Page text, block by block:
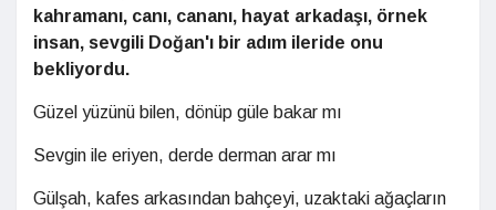
kahramanı, canı, cananı, hayat arkadaşı, örnek
insan, sevgili Doğan'ı bir adım ileride onu
bekliyordu.
Güzel yüzünü bilen, dönüp güle bakar mı
Sevgin ile eriyen, derde derman arar mı
Gülşah, kafes arkasından bahçeyi, uzaktaki ağaçların